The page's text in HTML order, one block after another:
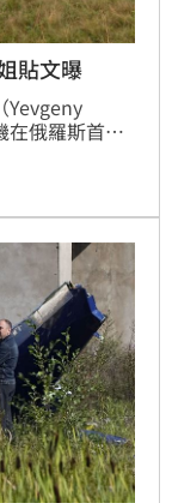
貼文曝
Yevgeny
在俄羅斯首都
人為還是遭擊
時曾向家人抱
修」。